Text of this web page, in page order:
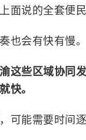
面说的全套便民
也会有快有慢。
这些区域协同
快。
可能需要时间逐